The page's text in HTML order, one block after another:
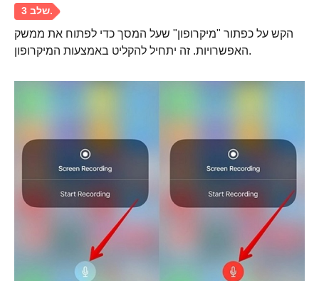
הקש על כפתור "מיקרופון" שעל המסך כדי לפתוח את ממשק
האפשרויות. זה יתחיל להקליט באמצעות המיקרופון.